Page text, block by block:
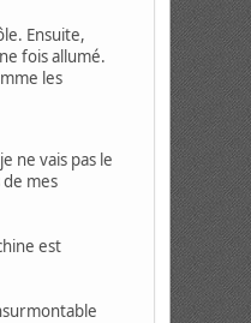
Ensuite,
fois allumé.
les
ne vais pas le
mes
est